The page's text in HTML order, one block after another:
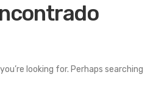
looking for. Perhaps searching